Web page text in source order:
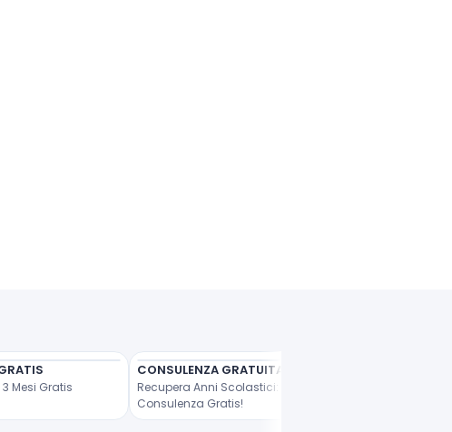
Mesi Gratis
CONSULENZA GRATUITA
Recupera Anni Scolastici:
Consulenza Gratis!